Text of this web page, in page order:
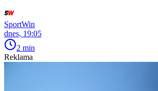
SportWin
dnes, 19:05
2 min
Reklama